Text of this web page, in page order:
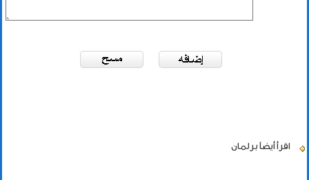
اقرأ أيضاً برلمان